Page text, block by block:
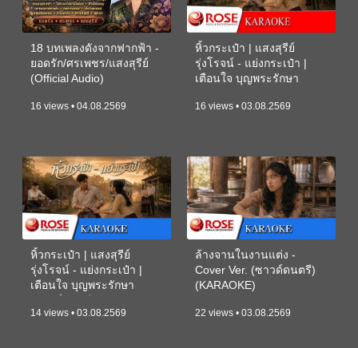
18 บทเพลงดังจากฟากฟ้า -
ยอดรัก/ศรเพชร/แสงสุรีย์
(Official Audio)
16 views • 04.08.2569
หิ้วกระเป๋า | แสงสุรีย์
รุ่งโรจน์ - แย่งกระเป๋า |
เตือนใจ บุญพระรักษา
16 views • 03.08.2569
หิ้วกระเป๋า | แสงสุรีย์
รุ่งโรจน์ - แย่งกระเป๋า |
เตือนใจ บุญพระรักษา
14 views • 03.08.2569
ล้างจานในงานแต่ง -
Cover Ver. (ซาวด์ดนตรี)
(KARAOKE)
22 views • 03.08.2569